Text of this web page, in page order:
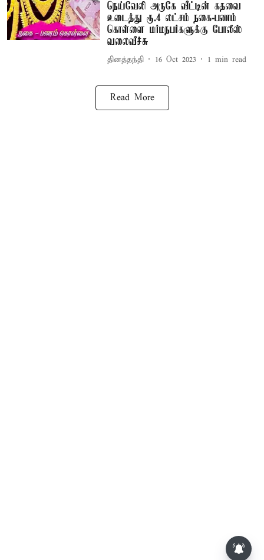
நெய்வேலி அருகே வீட்டின் கதவை
உடைத்து ரூ.4 லட்சம் நகை-பணம்
கொள்ளை மர்மநபர்களுக்கு போலீஸ்
வலைவீச்சு
தினத்தந்தி 16 Oct 2023 1 min read
Read More